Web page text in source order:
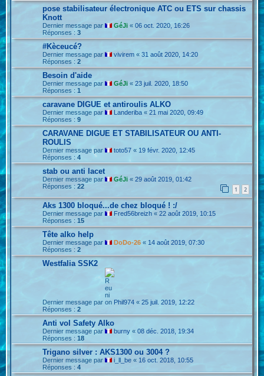
pose stabilisateur électronique ATC ou ETS sur chassis
Knott
Dernier message par GéJi «06 oct. 2020, 16:26
Réponses :3
#Kèceucé?
Dernier message par vivirem «31 août 2020, 14:20
Réponses :2
Besoin d'aide
Dernier message par GéJi «23 juil. 2020, 18:50
Réponses :1
caravane DIGUE et antiroulis ALKO
Dernier message par Landeriba «21 mai 2020, 09:49
Réponses :9
CARAVANE DIGUE ET STABILISATEUR OU ANTI-
ROULIS
Dernier message par toto57 « 19 févr. 2020, 12:45
Réponses :4
stab ou anti lacet
Dernier message par GéJi «29 août 2019, 01:42
Réponses :22 1 2
Aks 1300 bloqué...de chez bloqué ! :/
Dernier message par Fred56breizh «22 août 2019, 10:15
Réponses :15
Tête alko help
Dernier message par DoDo-26 « 14 août 2019, 07:30
Réponses :2
Westfalia SSK2
Dernier message par Phil974 «25 juil. 2019, 12:22
Réponses :2
Anti vol Safety Alko
Dernier message par burny «08 déc. 2018, 19:34
Réponses :18
Trigano silver : AKS1300 ou 3004 ?
Dernier message par i_ll_be « 16 oct. 2018, 10:55
Réponses :4